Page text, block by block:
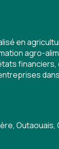
en
agro-
Outaouais,